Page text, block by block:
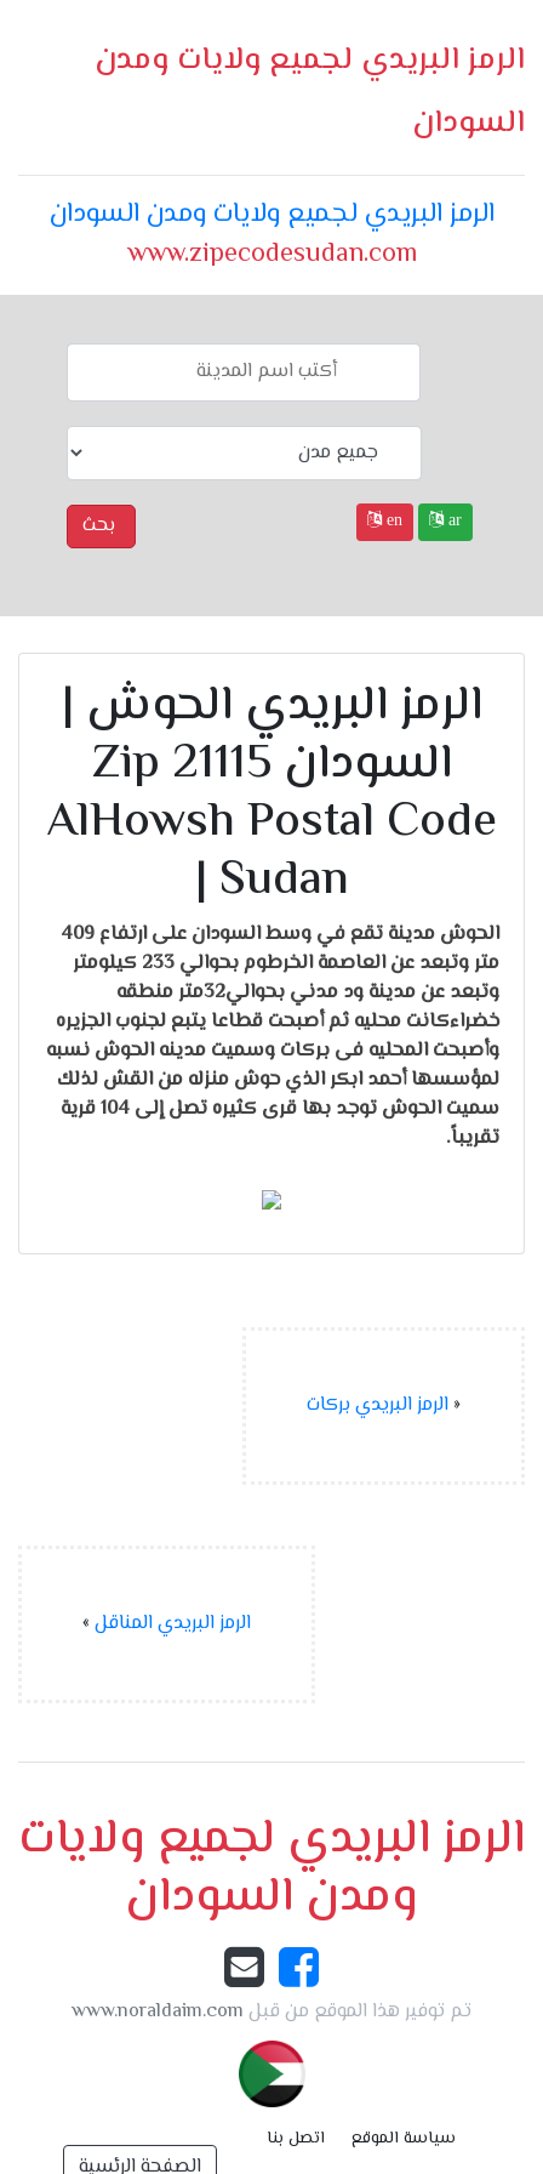
الرمز البريدي لجميع ولايات ومدن
السودان
الرمز البريدي لجميع ولايات ومدن السودان
www.zipecodesudan.com
ar
en
الرمز البريدي الحوش |
السودان 21115 Zip
AlHowsh Postal Code
| Sudan
الحوش مدينة تقع في وسط السودان على ارتفاع 409
متر وتبعد عن العاصمة الخرطوم بحوالي 233 كيلومتر
وتبعد عن مدينة ود مدني بحوالي32متر منطقه
خضراءكانت محلیه ثم أصبحت قطاعا یتبع لجنوب الجزیره
وأصبحت المحلیه فی بركات وسمیت مدینه الحوش نسبه
لمؤسسها أحمد ابكر الذي حوش منزله من القش لذلك
سمیت الحوش توجد بها قری كثیره تصل إلی 104 قریة
تقريباً.
« الرمز البريدي بركات
الرمز البريدي المناقل »
الرمز البريدي لجميع ولايات
ومدن السودان
تم توفير هذا الموقع من قبل www.noraldaim.com
الصفحة الرئسية
سياسة الموقع اتصل بنا